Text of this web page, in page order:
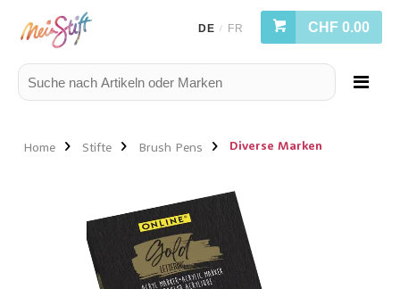
DE / FR CHF 0.00
Home Stifte Brush Pens Diverse Marken